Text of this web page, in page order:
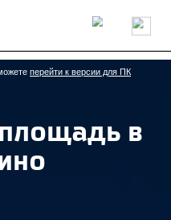
Пресса
Архитекторы
Вакансии
Блог
Мнение
конкурса
перейти к версии для ПК
в